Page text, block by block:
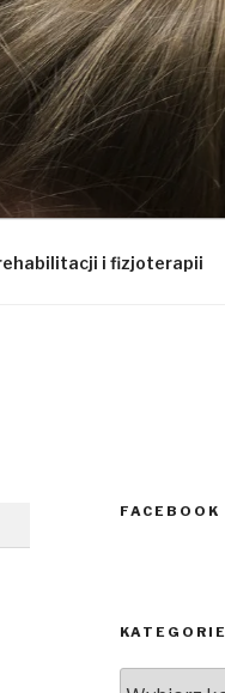
i fizjoterapii
FACEBOOK
KATEGORIE